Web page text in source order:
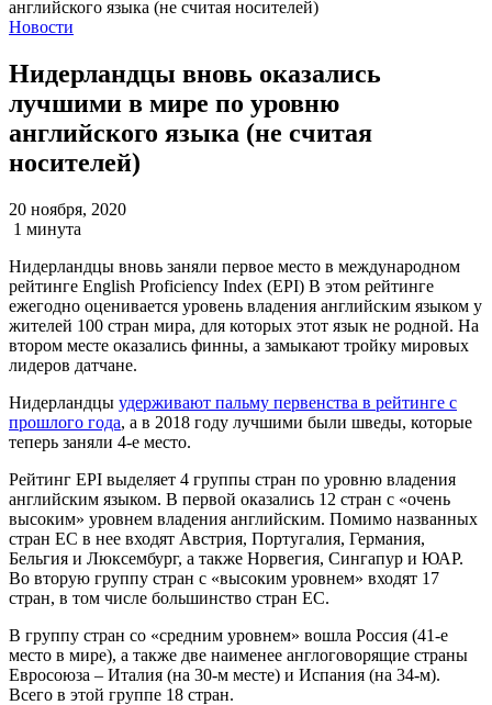
Новости
Нидерландцы вновь оказались
лучшими в мире по уровню
английского языка (не считая
носителей)
20 ноября, 2020
1 минута
Нидерландцы вновь заняли первое место в международном
рейтинге English Proficiency Index (EPI) В этом рейтинге
ежегодно оценивается уровень владения английским языком у
жителей 100 стран мира, для которых этот язык не родной. На
втором месте оказались финны, а замыкают тройку мировых
лидеров датчане.
Нидерландцы удерживают пальму первенства в рейтинге с
прошлого года, а в 2018 году лучшими были шведы, которые
теперь заняли 4-е место.
Рейтинг EPI выделяет 4 группы стран по уровню владения
английским языком. В первой оказались 12 стран с «очень
высоким» уровнем владения английским. Помимо названных
стран ЕС в нее входят Австрия, Португалия, Германия,
Бельгия и Люксембург, а также Норвегия, Сингапур и ЮАР.
Во вторую группу стран с «высоким уровнем» входят 17
стран, в том числе большинство стран ЕС.
В группу стран со «средним уровнем» вошла Россия (41-е
место в мире), а также две наименее англоговорящие страны
Евросоюза – Италия (на 30-м месте) и Испания (на 34-м).
Всего в этой группе 18 стран.